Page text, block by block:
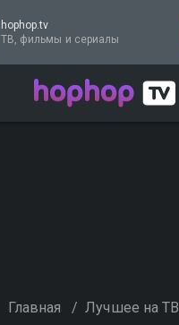
hophop.tv
ТВ, фильмы и сериалы
Главная / Лучшее на ТВ